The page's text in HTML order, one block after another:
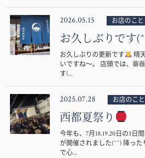
2026.05.15 お店のこと
お久しぶりです
お久しぶりの更新です 晴
いですね〜。 店頭では、薔
す(...
2025.07.28 お店のこと
西都夏祭り
今年も、7月18.19.20日の3日
が開催されました(^^) 降っ
で心...